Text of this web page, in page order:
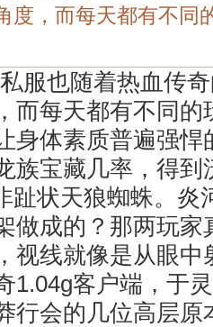
度，而每天都有不同
服也随着热血传
而每天都有不同的
身体素质普遍强悍
族宝藏几率，得到
趾状天狼蜘蛛。炎
做成的？那两玩家
视线就像是从眼中
1.04g客户端，于
行会的几位高层原